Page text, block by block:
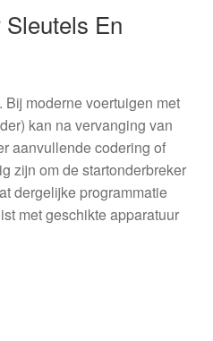
En
moderne voertuigen met
kan na vervanging van
aanvullende codering of
zijn om de startonderbreker
dergelijke programmatie
met geschikte apparatuur